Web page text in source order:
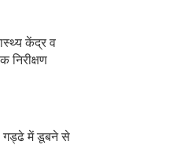
केंद्र व
निरीक्षण
गड्ढे में डूबने से